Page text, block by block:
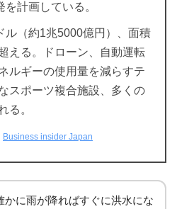
計画している。
ル（約1兆5000億円）、面積
える。ドローン、自動運転
ルギーの使用量を減らすテ
スポーツ複合施設、多くの
る。
Business insider Japan
かに雨が降ればすぐに洪水にな